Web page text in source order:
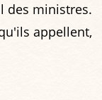
des ministres.
appellent,